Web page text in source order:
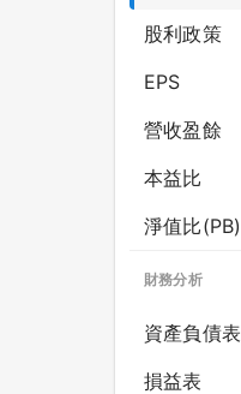
股利政策
EPS
營收盈餘
本益比
淨值比(PB)
財務分析
資產負債表
損益表